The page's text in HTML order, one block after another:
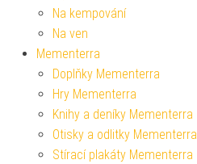
Na kempování
Na ven
Mementerra
Doplňky Mementerra
Hry Mementerra
Knihy a deníky Mementerra
Otisky a odlitky Mementerra
Stírací plakáty Mementerra